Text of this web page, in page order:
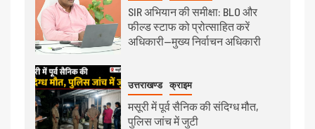
SIR अभियान की समीक्षा: BLO और
फील्ड स्टाफ को प्रोत्साहित करें
अधिकारी—मुख्य निर्वाचन अधिकारी
उत्तराखण्ड क्राइम
मसूरी में पूर्व सैनिक की संदिग्ध मौत,
पुलिस जांच में जुटी